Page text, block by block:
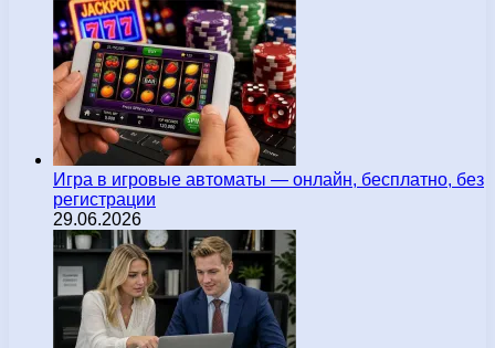
Игра в игровые автоматы — онлайн, бесплатно, без
регистрации
29.06.2026